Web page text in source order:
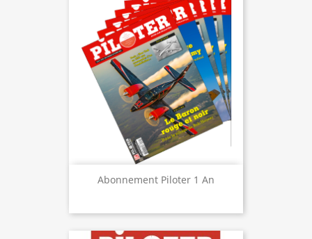
Abonnement Piloter 1 An